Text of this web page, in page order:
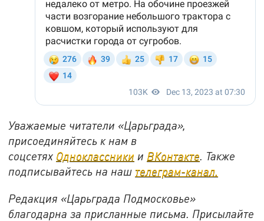
Уважаемые читатели «Царьграда»,
присоединяйтесь к нам в
соцсетях Одноклассники и ВКонтакте. Также
подписывайтесь на наш телеграм-канал.
Редакция «Царьграда Подмосковье»
благодарна за присланные письма. Присылайте